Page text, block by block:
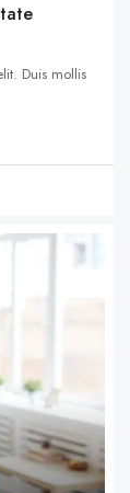
Duis mollis